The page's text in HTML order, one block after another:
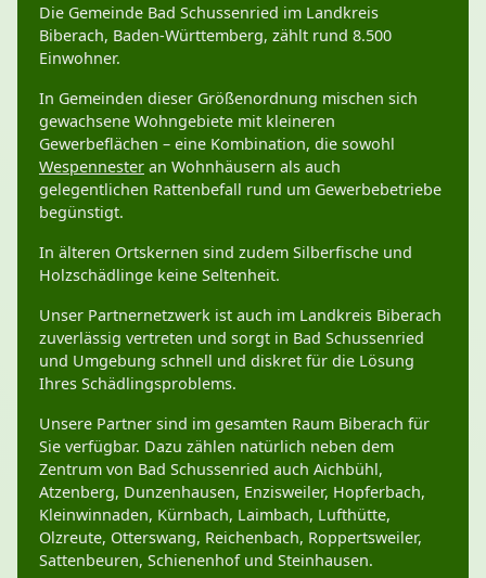
Die Gemeinde Bad Schussenried im Landkreis
Biberach, Baden-Württemberg, zählt rund 8.500
Einwohner.
In Gemeinden dieser Größenordnung mischen sich
gewachsene Wohngebiete mit kleineren
Gewerbeflächen – eine Kombination, die sowohl
Wespennester an Wohnhäusern als auch
gelegentlichen Rattenbefall rund um Gewerbebetriebe
begünstigt.
In älteren Ortskernen sind zudem Silberfische und
Holzschädlinge keine Seltenheit.
Unser Partnernetzwerk ist auch im Landkreis Biberach
zuverlässig vertreten und sorgt in Bad Schussenried
und Umgebung schnell und diskret für die Lösung
Ihres Schädlingsproblems.
Unsere Partner sind im gesamten Raum Biberach für
Sie verfügbar. Dazu zählen natürlich neben dem
Zentrum von Bad Schussenried auch Aichbühl,
Atzenberg, Dunzenhausen, Enzisweiler, Hopferbach,
Kleinwinnaden, Kürnbach, Laimbach, Lufthütte,
Olzreute, Otterswang, Reichenbach, Roppertsweiler,
Sattenbeuren, Schienenhof und Steinhausen.